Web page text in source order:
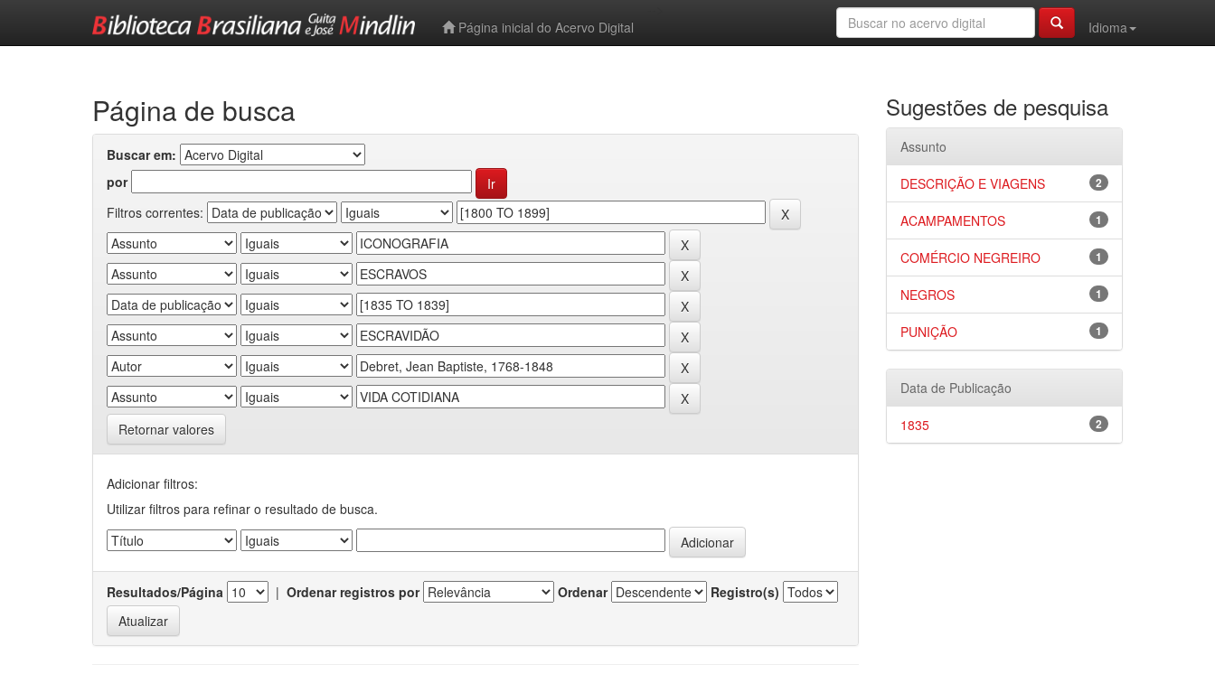
Página inicial do Acervo Digital
Idioma
Página de busca
Buscar em:
por
Filtros correntes:
Retornar valores
Adicionar filtros:
Utilizar filtros para refinar o resultado de busca.
Resultados/Página | Ordenar registros por Ordenar Registro(s)
Sugestões de pesquisa
Assunto
2
DESCRIÇÃO E VIAGENS
1
ACAMPAMENTOS
1
COMÉRCIO NEGREIRO
1
NEGROS
1
PUNIÇÃO
Data de Publicação
2
1835